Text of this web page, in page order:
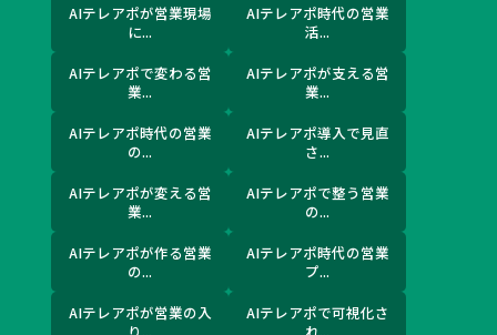
AIテレアポが営業現場
に...
AIテレアポ時代の営業
活...
AIテレアポで変わる営
業...
AIテレアポが支える営
業...
AIテレアポ時代の営業
の...
AIテレアポ導入で見直
さ...
AIテレアポが変える営
業...
AIテレアポで整う営業
の...
AIテレアポが作る営業
の...
AIテレアポ時代の営業
プ...
AIテレアポが営業の入
り...
AIテレアポで可視化さ
れ...